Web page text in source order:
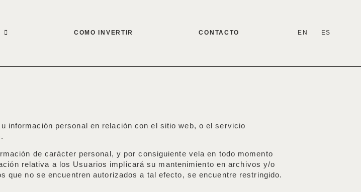
COMO INVERTIR CONTACTO EN ES
información personal en relación con el sitio web, o el servicio
de carácter personal, y por consiguiente vela en todo momento
relativa a los Usuarios implicará su mantenimiento en archivos y/o
que no se encuentren autorizados a tal efecto, se encuentre restringido.